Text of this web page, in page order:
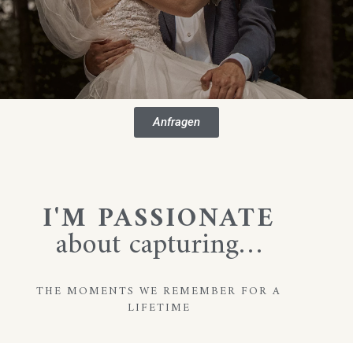
Anfragen
I'M PASSIONATE
about capturing…
THE MOMENTS WE REMEMBER FOR A
LIFETIME